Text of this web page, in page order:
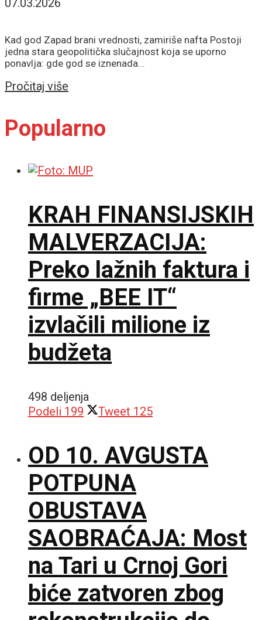
Kad god Zapad brani vrednosti, zamiriše nafta Postoji
jedna stara geopolitička slučajnost koja se uporno
ponavlja: gde god se iznenada...
Pročitaj više
Popularno
KRAH FINANSIJSKIH
MALVERZACIJA:
Preko lažnih faktura i
firme „BEE IT“
izvlačili milione iz
budžeta
498 deljenja
Podeli 199 Tweet 125
OD 10. AVGUSTA
POTPUNA
OBUSTAVA
SAOBRAĆAJA: Most
na Tari u Crnoj Gori
biće zatvoren zbog